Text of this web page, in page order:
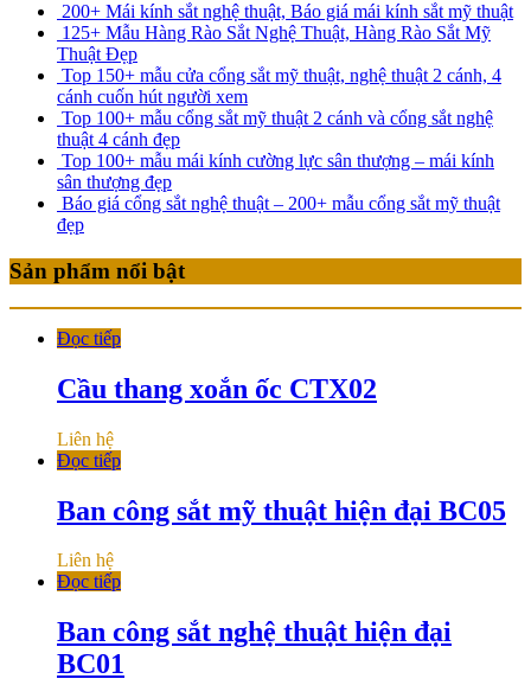
200+ Mái kính sắt nghệ thuật, Báo giá mái kính sắt mỹ thuật
125+ Mẫu Hàng Rào Sắt Nghệ Thuật, Hàng Rào Sắt Mỹ
Thuật Đẹp
Top 150+ mẫu cửa cổng sắt mỹ thuật, nghệ thuật 2 cánh, 4
cánh cuốn hút người xem
Top 100+ mẫu cổng sắt mỹ thuật 2 cánh và cổng sắt nghệ
thuật 4 cánh đẹp
Top 100+ mẫu mái kính cường lực sân thượng – mái kính
sân thượng đẹp
Báo giá cổng sắt nghệ thuật – 200+ mẫu cổng sắt mỹ thuật
đẹp
Sản phẩm nổi bật
Đọc tiếp
Cầu thang xoắn ốc CTX02
Liên hệ
Đọc tiếp
Ban công sắt mỹ thuật hiện đại BC05
Liên hệ
Đọc tiếp
Ban công sắt nghệ thuật hiện đại
BC01